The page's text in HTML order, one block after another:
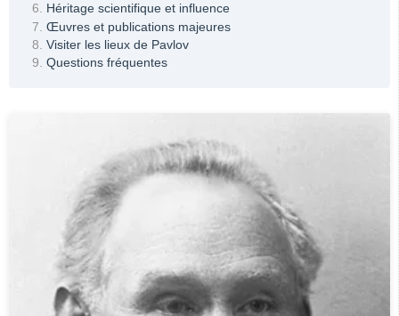
Héritage scientifique et influence
Œuvres et publications majeures
Visiter les lieux de Pavlov
Questions fréquentes